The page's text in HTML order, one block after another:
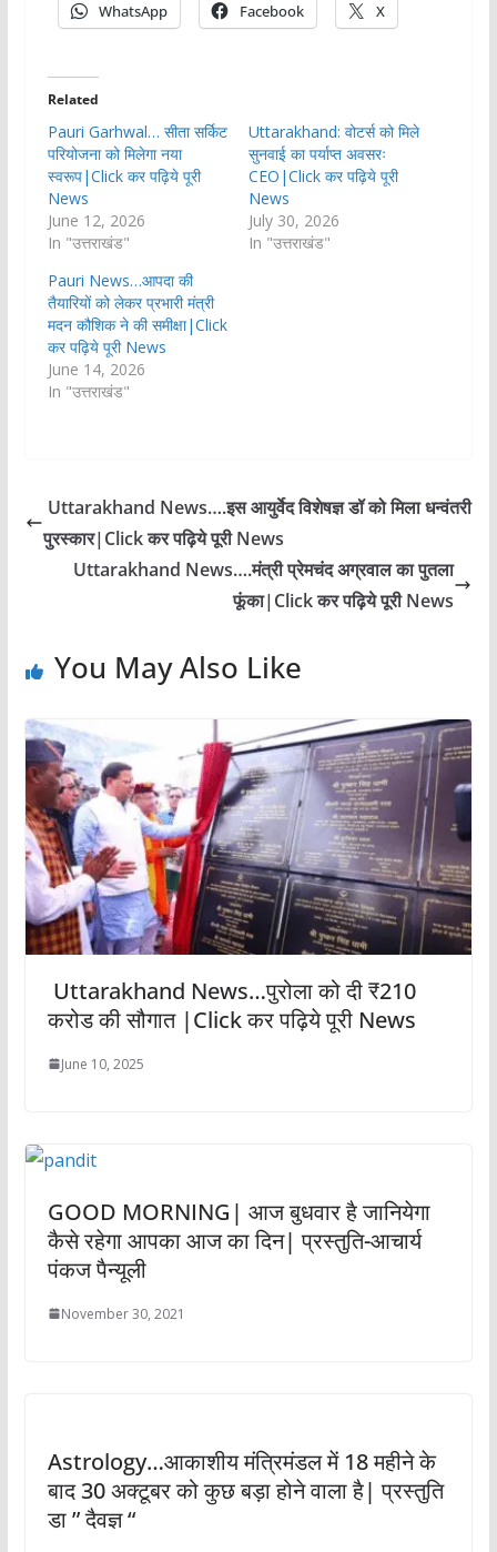
WhatsApp Facebook X
Related
Pauri Garhwal… सीता सर्किट
परियोजना को मिलेगा नया
स्वरूप|Click कर पढ़िये पूरी
News
June 12, 2026
In "उत्तराखंड"
Uttarakhand: वोटर्स को मिले
सुनवाई का पर्याप्त अवसरः
CEO|Click कर पढ़िये पूरी
News
July 30, 2026
In "उत्तराखंड"
Pauri News…आपदा की
तैयारियों को लेकर प्रभारी मंत्री
मदन कौशिक ने की समीक्षा|Click
कर पढ़िये पूरी News
June 14, 2026
In "उत्तराखंड"
Uttarakhand News….इस आयुर्वेद विशेषज्ञ डॉ को मिला धन्वंतरी
पुरस्कार|Click कर पढ़िये पूरी News
Uttarakhand News….मंत्री प्रेमचंद अग्रवाल का पुतला
फूंका|Click कर पढ़िये पूरी News
You May Also Like
Uttarakhand News…पुरोला को दी ₹210
करोड की सौगात |Click कर पढ़िये पूरी News
June 10, 2025
GOOD MORNING| आज बुधवार है जानियेगा
कैसे रहेगा आपका आज का दिन| प्रस्तुति-आचार्य
पंकज पैन्यूली
November 30, 2021
Astrology…आकाशीय मंत्रिमंडल में 18 महीने के
बाद 30 अक्टूबर को कुछ बड़ा होने वाला है| प्रस्तुति
डा ” दैवज्ञ “